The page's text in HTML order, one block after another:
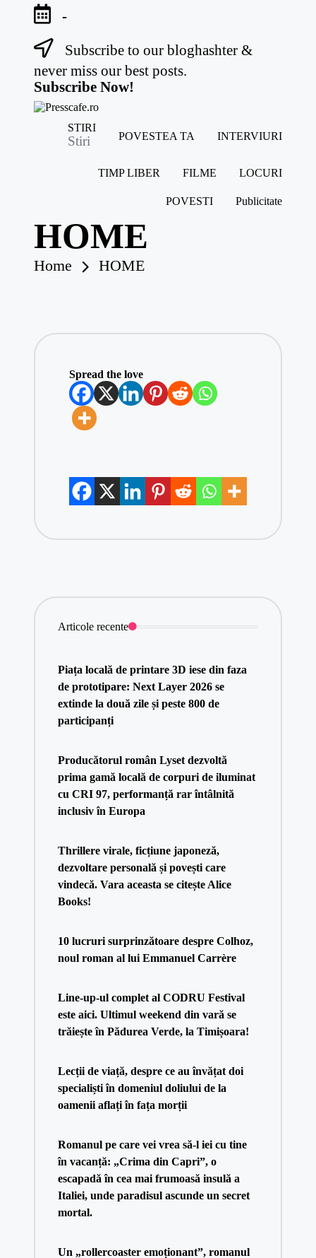
-
Subscribe to our bloghashter &
never miss our best posts.
Subscribe Now!
.r
o
Cafeneau
experientelor
STIRI
Stiri POVESTEA TA INTERVIURI
TIMP LIBER FILME LOCURI
POVESTI Publicitate
HOME
Home HOME
Spread the love
Articole recente
Piața locală de printare 3D iese din faza
de prototipare: Next Layer 2026 se
extinde la două zile și peste 800 de
participanți
Producătorul român Lyset dezvoltă
prima gamă locală de corpuri de iluminat
cu CRI 97, performanță rar întâlnită
inclusiv în Europa
Thrillere virale, ficțiune japoneză,
dezvoltare personală și povești care
vindecă. Vara aceasta se citește Alice
Books!
10 lucruri surprinzătoare despre Colhoz,
noul roman al lui Emmanuel Carrère
Line-up-ul complet al CODRU Festival
este aici. Ultimul weekend din vară se
trăiește în Pădurea Verde, la Timișoara!
Lecții de viață, despre ce au învățat doi
specialiști în domeniul doliului de la
oamenii aflați în fața morții
Romanul pe care vei vrea să-l iei cu tine
în vacanță: „Crima din Capri”, o
escapadă în cea mai frumoasă insulă a
Italiei, unde paradisul ascunde un secret
mortal.
Un „rollercoaster emoționant”, romanul